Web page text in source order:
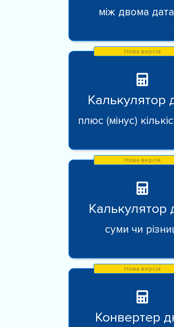
між двома
Калькулятор
плюс (мінус)
Калькулятор
суми чи
Конвертер